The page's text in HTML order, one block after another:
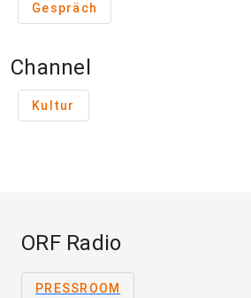
Gespräch
Channel
Kultur
ORF Radio
PRESSROOM